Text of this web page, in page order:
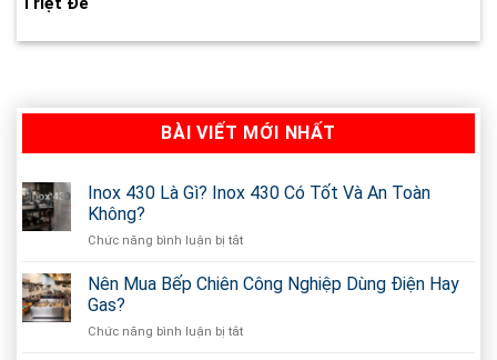
BÀI VIẾT MỚI NHẤT
Inox 430 Là Gì? Inox 430 Có Tốt Và An Toàn
Không?
Chức năng bình luận bị tắt
430
Nên Mua Bếp Chiên Công Nghiệp Dùng Điện Hay
Gas?
Chức năng bình luận bị tắt